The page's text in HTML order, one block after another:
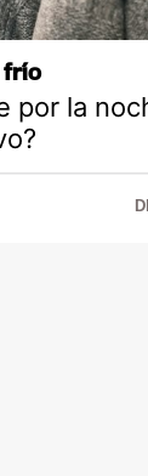
frío
por la